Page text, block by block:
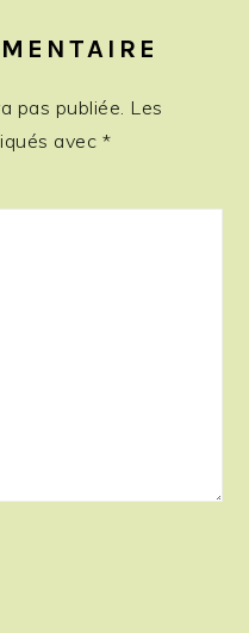
pas publiée. Les
avec *